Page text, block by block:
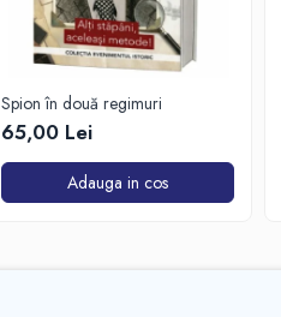
Spion în două regimuri
65,00 Lei
Adauga in cos